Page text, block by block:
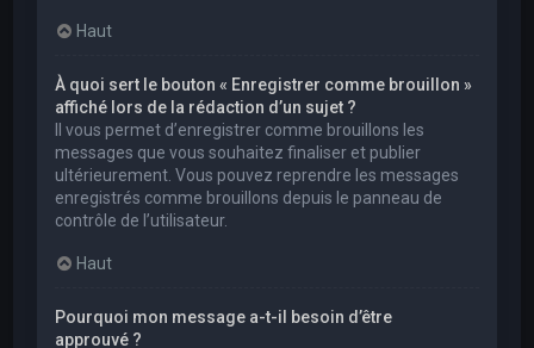
Haut
À quoi sert le bouton « Enregistrer comme brouillon »
affiché lors de la rédaction d’un sujet ?
Il vous permet d’enregistrer comme brouillons les
messages que vous souhaitez finaliser et publier
ultérieurement. Vous pouvez reprendre les messages
enregistrés comme brouillons depuis le panneau de
contrôle de l’utilisateur.
Haut
Pourquoi mon message a-t-il besoin d’être
approuvé ?